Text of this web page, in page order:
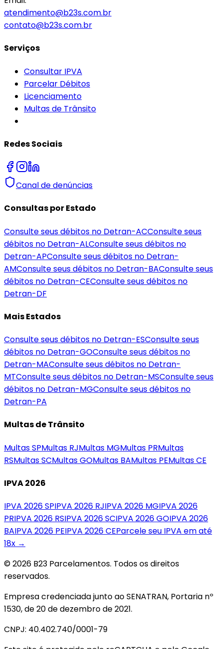
atendimento@b23s.com.br
contato@b23s.com.br
Serviços
Consultar IPVA
Parcelar Débitos
Licenciamento
Multas de Trânsito
Redes Sociais
Canal de denúncias
Consultas por Estado
Consulte seus débitos no Detran-ACConsulte seus
débitos no Detran-ALConsulte seus débitos no
Detran-APConsulte seus débitos no Detran-
AMConsulte seus débitos no Detran-BAConsulte seus
débitos no Detran-CEConsulte seus débitos no
Detran-DF
Mais Estados
Consulte seus débitos no Detran-ESConsulte seus
débitos no Detran-GOConsulte seus débitos no
Detran-MAConsulte seus débitos no Detran-
MTConsulte seus débitos no Detran-MSConsulte seus
débitos no Detran-MGConsulte seus débitos no
Detran-PA
Multas de Trânsito
MultasSPMultas RJMultas MGMultas PRMultas
RSMultasSCMultasGOMultas BAMultas PEMultasCE
IPVA 2026
IPVA 2026SPIPVA 2026 RJIPVA 2026 MGIPVA 2026
PRIPVA 2026 RSIPVA 2026SCIPVA 2026GOIPVA 2026
BAIPVA 2026 PEIPVA 2026CEParcele seu IPVA em até
18x →
© 2026 B23 Parcelamentos. Todos os direitos
reservados.
Empresa credenciada junto ao SENATRAN, Portaria nº
1530, de 20 de dezembro de 2021.
CNPJ: 40.402.740/0001-79